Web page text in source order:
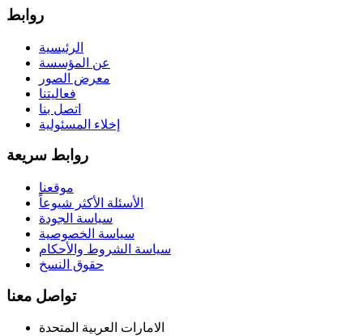
روابط
الرئيسية
عن المؤسسة
معرض الصور
فعاليتنا
اتصل بنا
إخلاء المسئولية
روابط سريعة
موقعنا
الأسئلة الأكثر شيوعاً
سياسة الجودة
سياسة الخصوصية
سياسة الشروط والأحكام
حقوق النسخ
تواصل معنا
الامارات العربية المتحدة